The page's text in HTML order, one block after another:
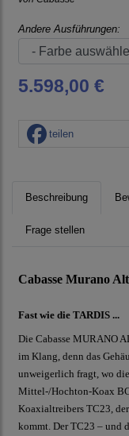
Andere Ausführungen:
5.598,00 €
teilen
Beschreibung
Frage stellen
Cabasse Murano
Fast wie die TARDIS ...
Die Cabasse MURANO
im Klang, denn das
unweigerlich fragt, wo
Mittel-/Hochton-Koax
Koaxialtreibers TC23,
kommt. Der TC23 – und